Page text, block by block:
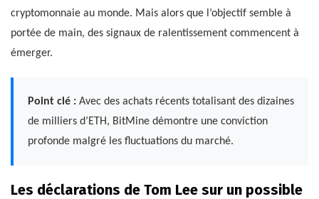
cryptomonnaie au monde. Mais alors que l’objectif semble à
portée de main, des signaux de ralentissement commencent à
émerger.
Point clé : Avec des achats récents totalisant des dizaines
de milliers d’ETH, BitMine démontre une conviction
profonde malgré les fluctuations du marché.
Les déclarations de Tom Lee sur un possible